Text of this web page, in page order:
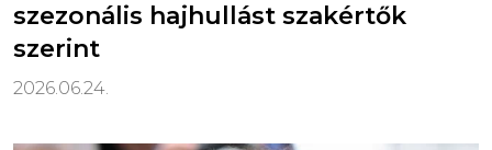
szezonális hajhullást szakértők
szerint
2026.06.24.